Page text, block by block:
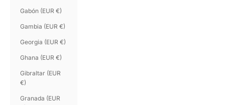
Gabón (EUR €)
Gambia (EUR €)
Georgia (EUR €)
Ghana (EUR €)
Gibraltar (EUR
€)
Granada (EUR